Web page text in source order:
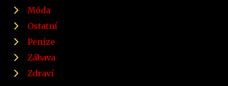
Móda
Ostatní
Peníze
Zábava
Zdraví